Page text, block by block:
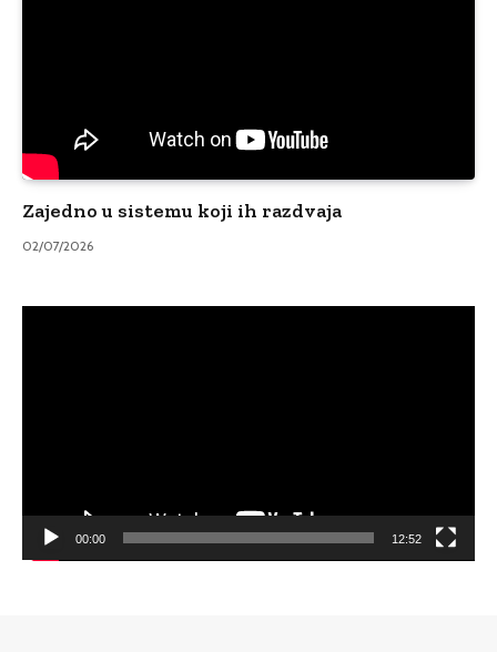
Zajedno u sistemu koji ih razdvaja
02/07/2026
00:00 12:52